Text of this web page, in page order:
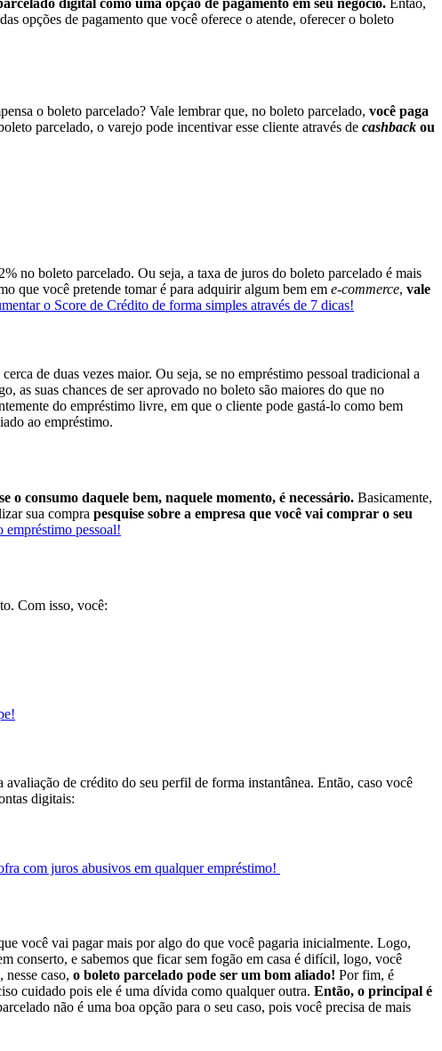
digital como uma opção de pagamento em seu negócio. Então,
opções de pagamento que você oferece o atende, oferecer o boleto
o boleto parcelado? Vale lembrar que, no boleto parcelado, você paga
parcelado, o varejo pode incentivar esse cliente através de cashback ou
no boleto parcelado. Ou seja, a taxa de juros do boleto parcelado é mais
que você pretende tomar é para adquirir algum bem em e-commerce, vale
o Score de Crédito de forma simples através de 7 dicas!
cerca de duas vezes maior. Ou seja, se no empréstimo pessoal tradicional a
as suas chances de ser aprovado no boleto são maiores do que no
do empréstimo livre, em que o cliente pode gastá-lo como bem
ao empréstimo.
o consumo daquele bem, naquele momento, é necessário. Basicamente,
sua compra pesquise sobre a empresa que você vai comprar o seu
empréstimo pessoal!
Com isso, você:
de crédito do seu perfil de forma instantânea. Então, caso você
digitais:
com juros abusivos em qualquer empréstimo!
você vai pagar mais por algo do que você pagaria inicialmente. Logo,
conserto, e sabemos que ficar sem fogão em casa é difícil, logo, você
caso, o boleto parcelado pode ser um bom aliado! Por fim, é
cuidado pois ele é uma dívida como qualquer outra. Então, o principal é
não é uma boa opção para o seu caso, pois você precisa de mais